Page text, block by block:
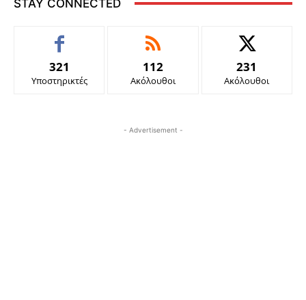
STAY CONNECTED
321
Υποστηρικτές
112
Ακόλουθοι
231
Ακόλουθοι
- Advertisement -